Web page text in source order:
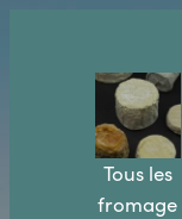
Tous les
fromage